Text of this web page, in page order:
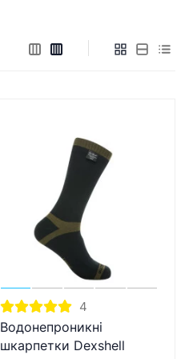
4
Водонепроникні
шкарпетки Dexshell